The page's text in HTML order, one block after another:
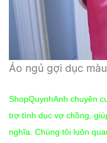
Áo ngủ gợi dục
ShopQuynhAnh chuyên
trợ tình dục vợ chồng,
nghĩa. Chúng tôi luôn